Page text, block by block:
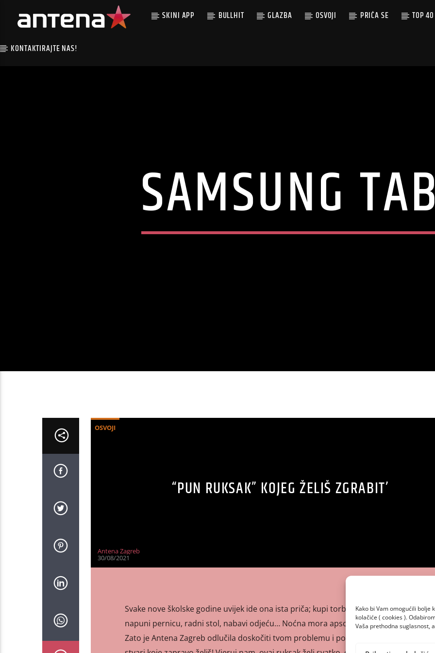
Kako bi Vam omogućili bolje
kolačiće ( cookies ).
Vaša prethodna suglasnost,
SKINI APP BULLHIT GLAZBA OSVOJI PRIČA SE TOP 40
KONTAKTIRAJTE NAS!
SAMSUNG
OSVOJI
“PUN RUKSAK” KOJEG ŽELIŠ ZGRABIT’
Antena Zagreb
30/08/2021
Svake nove školske godine uvijek ide ona ista priča; kupi torbu, kupi bilježnice,
napuni pernicu, radni stol, nabavi odjeću… Noćna mora apsolutno svakog roditelja.
Zato je Antena Zagreb odlučila doskočiti tvom problemu i pokloniti ti ruksak pun